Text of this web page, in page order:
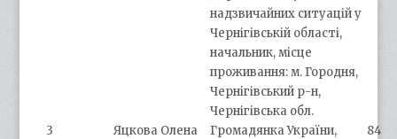
надзвичайних ситуацій у
Чернігівській області,
начальник, місце
проживання: м. Городня,
Чернігівський р-н,
Чернігівська обл.
3
Яцкова Олена
Громадянка України,
84